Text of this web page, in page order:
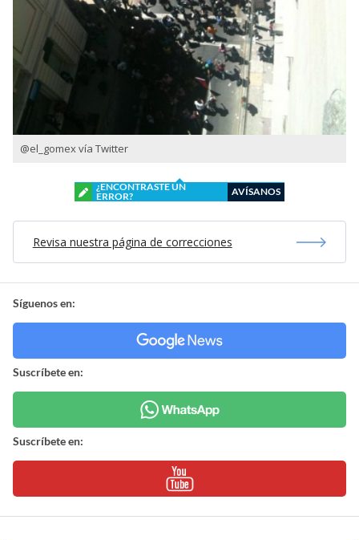
@el_gomex vía Twitter
¿ENCONTRASTE UN
ERROR?
AVÍSANOS
Revisa nuestra página de correcciones
Síguenos en:
Suscríbete en:
Suscríbete en: